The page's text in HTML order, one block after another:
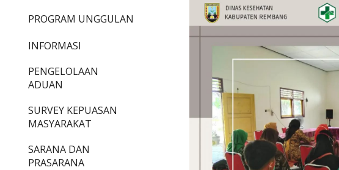
PROGRAM UNGGULAN
INFORMASI
PENGELOLAAN
ADUAN
SURVEY KEPUASAN
MASYARAKAT
SARANA DAN
PRASARANA